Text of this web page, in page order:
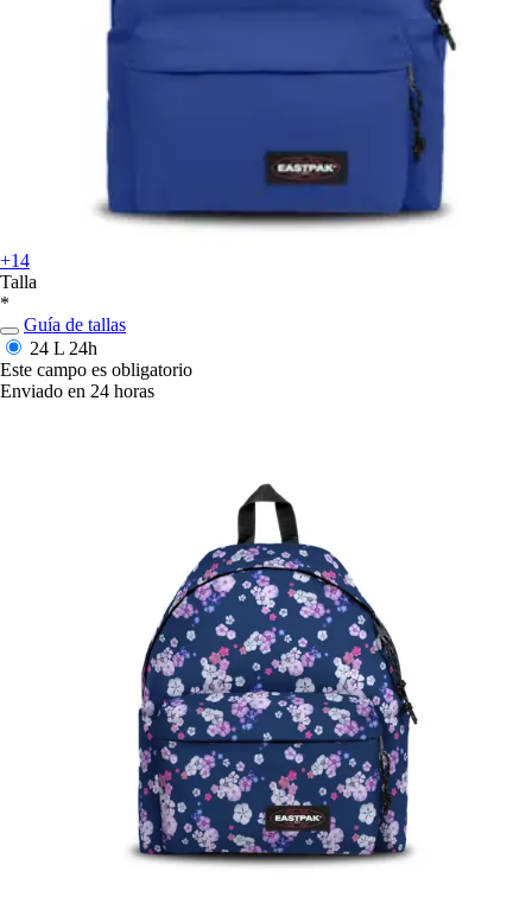
+14
Talla
*
Guía de tallas
24 L 24h
Este campo es obligatorio
Enviado en 24 horas